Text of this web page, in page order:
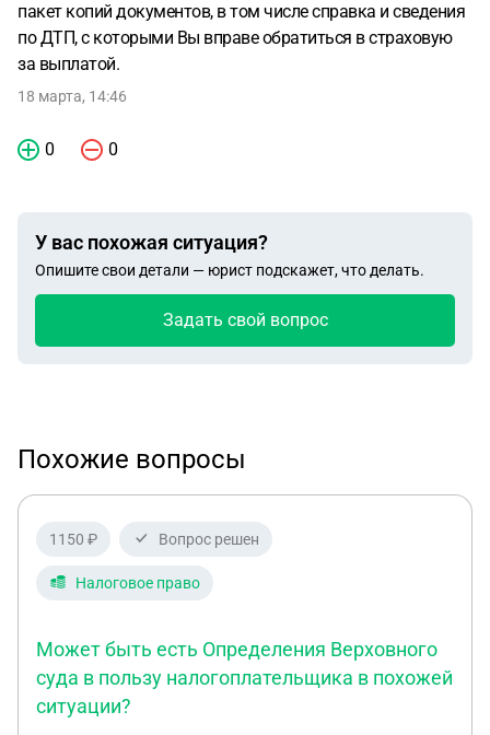
пакет копий документов, в том числе справка и сведения
по ДТП, с которыми Вы вправе обратиться в страховую
за выплатой.
18 марта, 14:46
0 0
У вас похожая ситуация?
Опишите свои детали — юрист подскажет, что делать.
Задать свой вопрос
Похожие вопросы
1150 ₽ Вопрос решен
Налоговое право
Может быть есть Определения Верховного
суда в пользу налогоплательщика в похожей
ситуации?